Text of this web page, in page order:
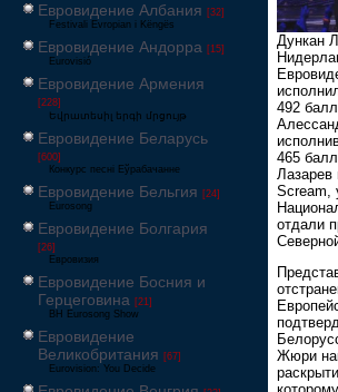
Евровидение Албания [32]
Festivali Evropian i Këngës
Евровидение Андорра [15]
Eurovisió
Евровидение Армения
[228]
Եվրատեսիլ երգի մրցույթ
Евровидение Беларусь
[600]
Конкурс песні Еўрабачанне
Евровидение Бельгия [24]
Eurosong
Евровидение Болгария
[26]
Евровизия
Евровидение Босния и
Герцеговина [21]
BH Eurosong Show
Евровидение
Великобритания [67]
Eurovision: You Decide
Дункан
492
465
Scream,
отдали
Жюри